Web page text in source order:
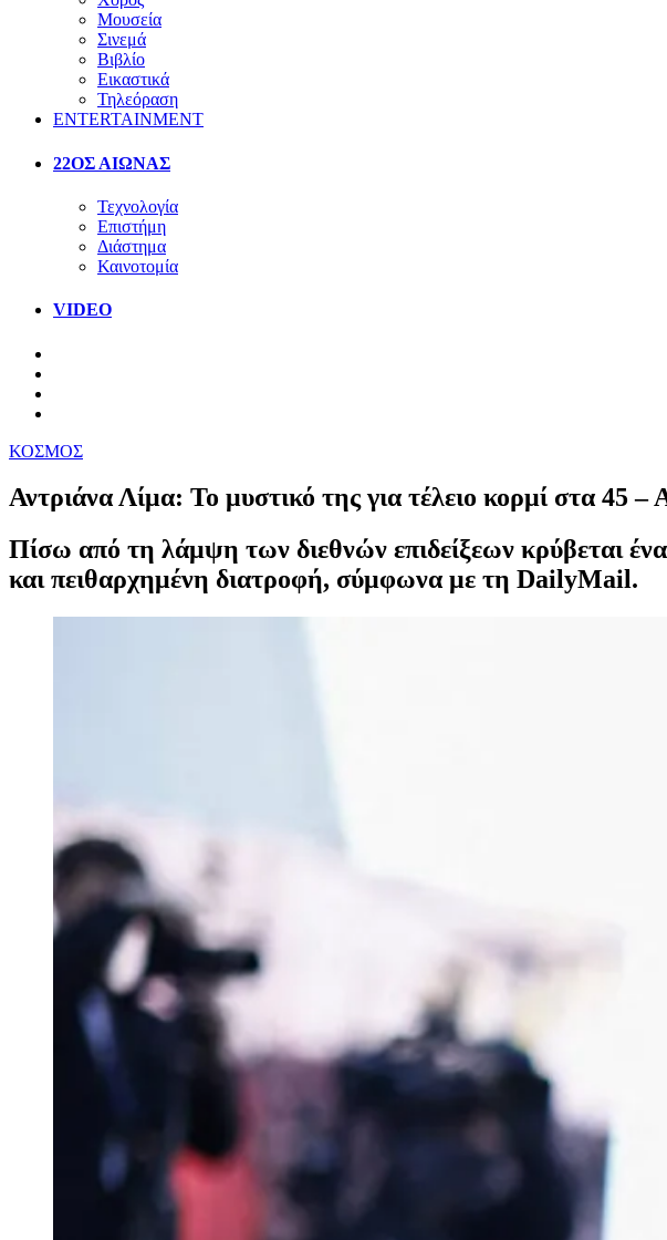
Μουσεία
Σινεμά
Βιβλίο
Εικαστικά
Τηλεόραση
ENTERTAINMENT
22ΟΣ ΑΙΩΝΑΣ
Τεχνολογία
Επιστήμη
Διάστημα
Καινοτομία
VIDEO
ΚΟΣΜΟΣ
Αντριάνα Λίμα: Το μυστικό της για τέλειο κορμί στα 45
Πίσω από τη λάμψη των διεθνών επιδείξεων κρύβεται
και πειθαρχημένη διατροφή, σύμφωνα με τη DailyMail.